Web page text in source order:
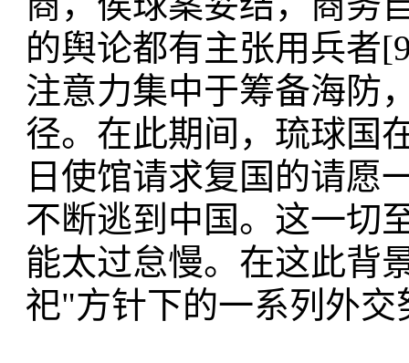
的舆论都有主张用兵者
注意力集中于筹备海防
径。在此期间，琉球国
日使馆请求复国的请愿
不断逃到中国。这一切
能太过怠慢。在这此背
祀"方针下的一系列外